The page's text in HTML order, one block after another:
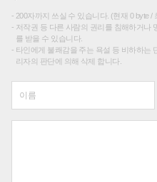
200자까지 쓰실 수 있습니다. (현재 0 byte /
저작권 등 다른 사람의 권리를 침해하거나
를 받을 수 있습니다.
타인에게 불쾌감을 주는 욕설 등 비하하는
리자의 판단에 의해 삭제 합니다.